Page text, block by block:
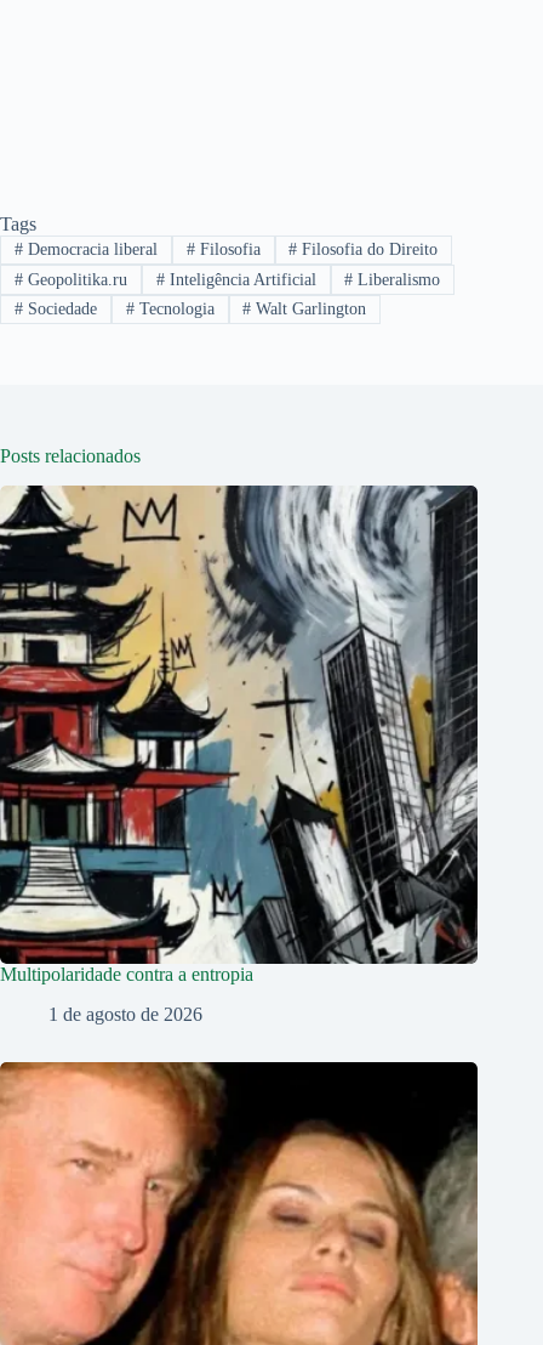
Tags
#Democracia liberal #Filosofia # Filosofia do Direito
#Geopolitika.ru #Inteligência Artificial # Liberalismo
#Sociedade #Tecnologia # Walt Garlington
Posts relacionados
Multipolaridade contra a entropia
1 de agosto de 2026